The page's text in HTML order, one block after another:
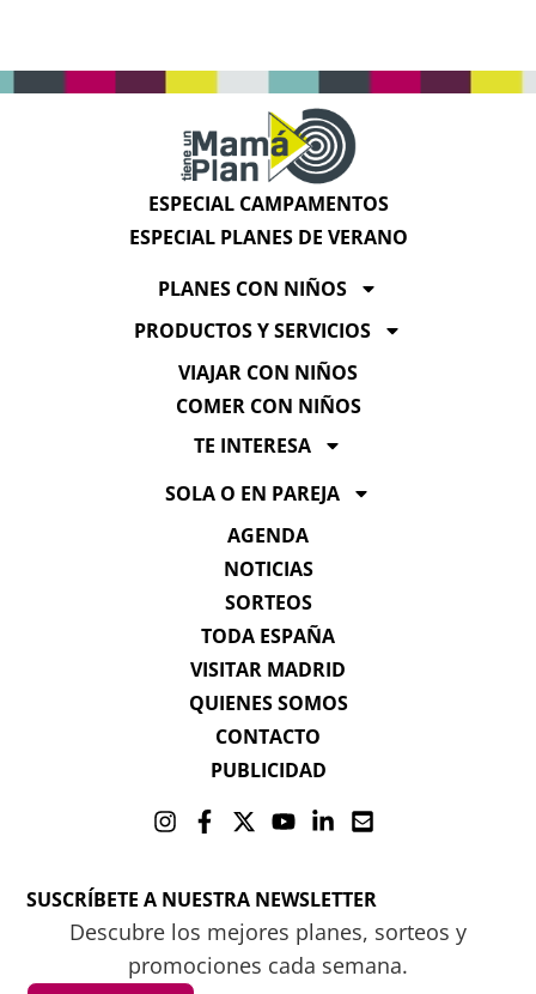
ESPECIAL CAMPAMENTOS
ESPECIAL PLANES DE VERANO
PLANES CON NIÑOS
PRODUCTOS Y SERVICIOS
VIAJAR CON NIÑOS
COMER CON NIÑOS
TE INTERESA
SOLA O EN PAREJA
AGENDA
NOTICIAS
SORTEOS
TODA ESPAÑA
VISITAR MADRID
QUIENES SOMOS
CONTACTO
PUBLICIDAD
SUSCRÍBETE A NUESTRA NEWSLETTER
Descubre los mejores planes, sorteos y
promociones cada semana.